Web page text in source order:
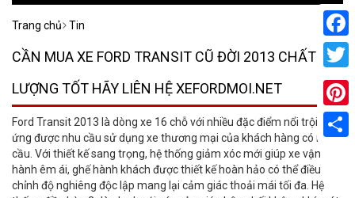
Trang chủ Tin
CẦN MUA XE FORD TRANSIT CŨ ĐỜI 2013 CHẤT
LƯỢNG TỐT HÃY LIÊN HỆ XEFORDMOI.NET
Ford Transit 2013 là dòng xe 16 chỗ với nhiều đặc điểm nổi trội, đáp
ứng được nhu cầu sử dụng xe thương mại của khách hàng có nhu
cầu. Với thiết kế sang trọng, hệ thống giảm xóc mới giúp xe vận
hành êm ái, ghế hành khách được thiết kế hoàn hảo có thể điều
chỉnh độ nghiêng độc lập mang lại cảm giác thoải mái tối đa. Hệ